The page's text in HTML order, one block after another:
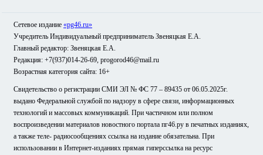
Сетевое издание «pg46.ru»
Учредитель Индивидуальный предприниматель Звеняцкая Е.А.
Главный редактор: Звеняцкая Е.А.
Редакция: +7(937)014-26-69, progorod46@mail.ru
Возрастная категория сайта: 16+
Свидетельство о регистрации СМИ ЭЛ № ФС 77 – 89435 от 06.05.2025г.
выдано Федеральной службой по надзору в сфере связи, информационных
технологий и массовых коммуникаций. При частичном или полном
воспроизведении материалов новостного портала пг46.ру в печатных изданиях,
а также теле- радиосообщениях ссылка на издание обязательна. При
использовании в Интернет-изданиях прямая гиперссылка на ресурс